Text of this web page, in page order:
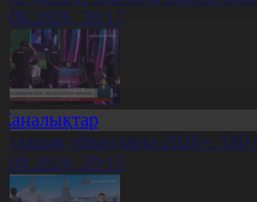
20:17
ойындары-2026»:
20:15